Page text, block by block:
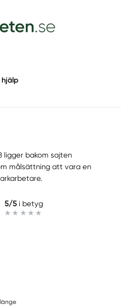
hjälp
ligger bakom sajten
målsättning att vara en
5/5i betyg